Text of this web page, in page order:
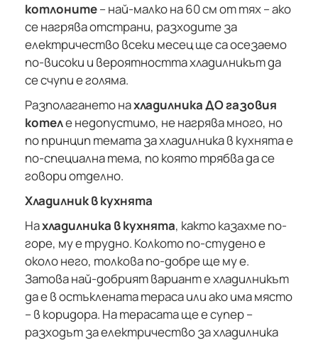
котлоните– най-малко на 60 см от тях – ако
се нагрява отстрани, разходите за
електричество всеки месец ще са осезаемо
по-високи и вероятността хладилникът да
се счупи е голяма.
Разполагането нахладилника ДО газовия
котеле недопустимо, не нагрява много, но
по принцип темата за хладилника в кухнята е
по-специална тема, по която трябва да се
говори отделно.
Хладилник в кухнята
Нахладилника в кухнята, както казахме по-
горе, му е трудно. Колкото по-студено е
около него, толкова по-добре ще му е.
Затова най-добрият вариант е хладилникът
да е в остъклената тераса или ако има място
– в коридора. На терасата ще е супер –
разходът за електричество за хладилника